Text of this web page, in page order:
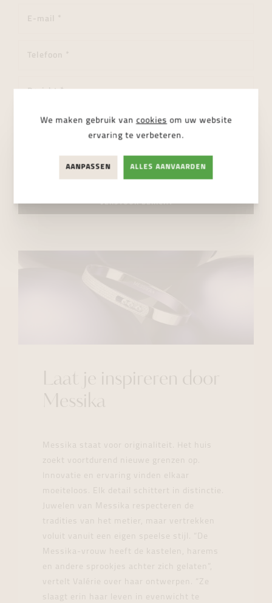
VERSTUUR BERICHT
Laat je inspireren door
Messika
Messika staat voor originaliteit. Het huis
zoekt voortdurend nieuwe grenzen op.
Innovatie en ervaring vinden elkaar
moeiteloos. Elk detail schittert in distinctie.
Juwelen van Messika respecteren de
tradities van het metier, maar vertrekken
voluit vanuit een eigen speelse stijl. “De
Messika-vrouw heeft de kastelen, harems
en andere sprookjes achter zich gelaten”,
vertelt Valérie over haar ontwerpen. “Ze
slaagt erin haar leven in evenwicht te
We maken gebruik van cookies om uw website
ervaring te verbeteren.
AANPASSEN ALLES AANVAARDEN